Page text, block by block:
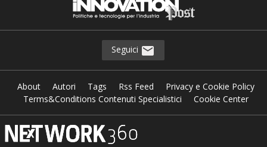
Seguici
About Autori Tags Rss Feed
Privacy e Cookie Policy
Terms&Conditions Contenuti Specialistici
Cookie Center